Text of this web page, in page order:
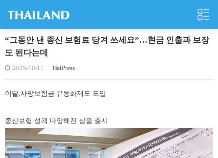
“그동안 낸 종신 보험료 당겨 쓰세요”…현금 인출과 보장
도 된다는데
2025-10-11 HaiPress
이달,사망보험금 유동화제도 도입
종신보험 성격 다양해진 상품 출시